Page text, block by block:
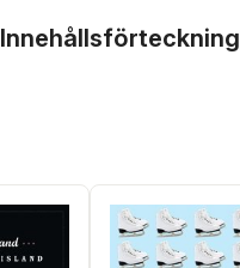
Innehållsförteckning